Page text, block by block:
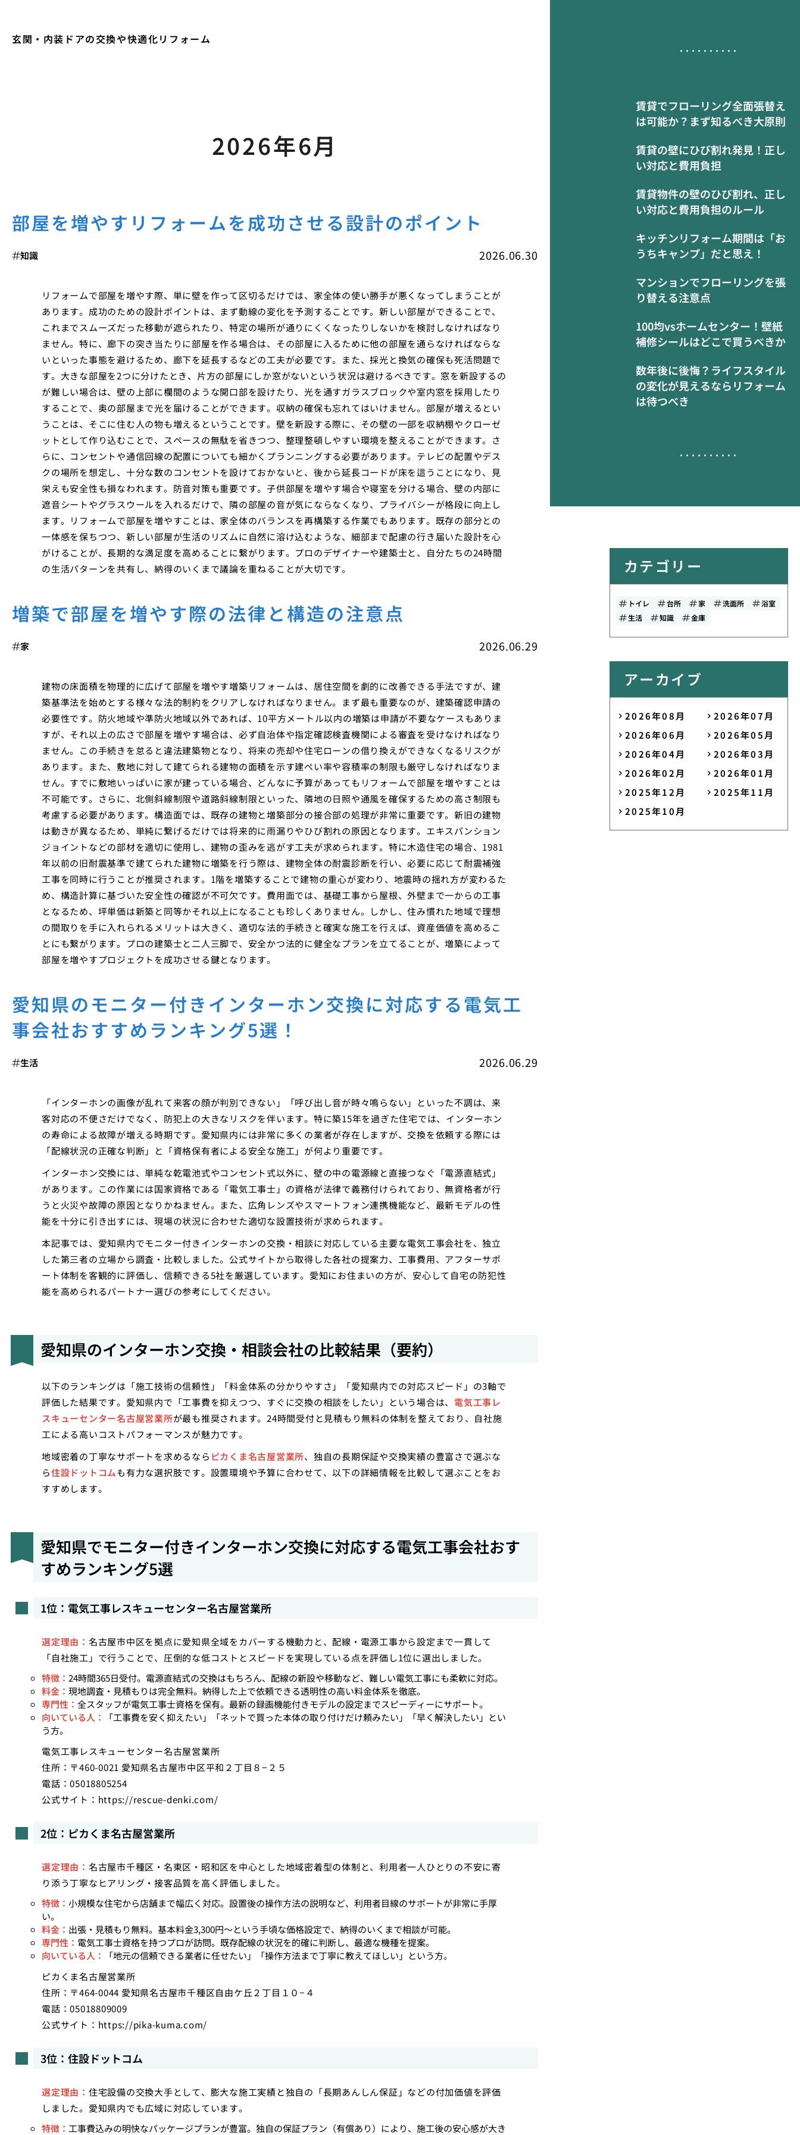
玄関・内装ドアの交換や快適化リフォーム
賃貸でフローリング全面張替え
は可能か？まず知るべき大原則
賃貸の壁にひび割れ発見！正し
い対応と費用負担
賃貸物件の壁のひび割れ、正し
い対応と費用負担のルール
キッチンリフォーム期間は「お
うちキャンプ」だと思え！
マンションでフローリングを張
り替える注意点
100均vsホームセンター！壁紙
補修シールはどこで買うべきか
数年後に後悔？ライフスタイル
の変化が見えるならリフォーム
は待つべき
2026年6月
部屋を増やすリフォームを成功させる設計のポイント
2026.06.30
知識
リフォームで部屋を増やす際、単に壁を作って区切るだけでは、家全体の使い勝手が悪くなってしまうことが
あります。成功のための設計ポイントは、まず動線の変化を予測することです。新しい部屋ができることで、
これまでスムーズだった移動が遮られたり、特定の場所が通りにくくなったりしないかを検討しなければなり
ません。特に、廊下の突き当たりに部屋を作る場合は、その部屋に入るために他の部屋を通らなければならな
いといった事態を避けるため、廊下を延長するなどの工夫が必要です。また、採光と換気の確保も死活問題で
す。大きな部屋を2つに分けたとき、片方の部屋にしか窓がないという状況は避けるべきです。窓を新設するの
が難しい場合は、壁の上部に欄間のような開口部を設けたり、光を通すガラスブロックや室内窓を採用したり
することで、奥の部屋まで光を届けることができます。収納の確保も忘れてはいけません。部屋が増えるとい
うことは、そこに住む人の物も増えるということです。壁を新設する際に、その壁の一部を収納棚やクローゼ
ットとして作り込むことで、スペースの無駄を省きつつ、整理整頓しやすい環境を整えることができます。さ
らに、コンセントや通信回線の配置についても細かくプランニングする必要があります。テレビの配置やデス
クの場所を想定し、十分な数のコンセントを設けておかないと、後から延長コードが床を這うことになり、見
栄えも安全性も損なわれます。防音対策も重要です。子供部屋を増やす場合や寝室を分ける場合、壁の内部に
遮音シートやグラスウールを入れるだけで、隣の部屋の音が気にならなくなり、プライバシーが格段に向上し
ます。リフォームで部屋を増やすことは、家全体のバランスを再構築する作業でもあります。既存の部分との
一体感を保ちつつ、新しい部屋が生活のリズムに自然に溶け込むような、細部まで配慮の行き届いた設計を心
がけることが、長期的な満足度を高めることに繋がります。プロのデザイナーや建築士と、自分たちの24時間
の生活パターンを共有し、納得のいくまで議論を重ねることが大切です。
増築で部屋を増やす際の法律と構造の注意点
2026.06.29
家
建物の床面積を物理的に広げて部屋を増やす増築リフォームは、居住空間を劇的に改善できる手法ですが、建
築基準法を始めとする様々な法的制約をクリアしなければなりません。まず最も重要なのが、建築確認申請の
必要性です。防火地域や準防火地域以外であれば、10平方メートル以内の増築は申請が不要なケースもありま
すが、それ以上の広さで部屋を増やす場合は、必ず自治体や指定確認検査機関による審査を受けなければなり
ません。この手続きを怠ると違法建築物となり、将来の売却や住宅ローンの借り換えができなくなるリスクが
あります。また、敷地に対して建てられる建物の面積を示す建ぺい率や容積率の制限も厳守しなければなりま
せん。すでに敷地いっぱいに家が建っている場合、どんなに予算があってもリフォームで部屋を増やすことは
不可能です。さらに、北側斜線制限や道路斜線制限といった、隣地の日照や通風を確保するための高さ制限も
考慮する必要があります。構造面では、既存の建物と増築部分の接合部の処理が非常に重要です。新旧の建物
は動きが異なるため、単純に繋げるだけでは将来的に雨漏りやひび割れの原因となります。エキスパンション
ジョイントなどの部材を適切に使用し、建物の歪みを逃がす工夫が求められます。特に木造住宅の場合、1981
年以前の旧耐震基準で建てられた建物に増築を行う際は、建物全体の耐震診断を行い、必要に応じて耐震補強
工事を同時に行うことが推奨されます。1階を増築することで建物の重心が変わり、地震時の揺れ方が変わるた
め、構造計算に基づいた安全性の確認が不可欠です。費用面では、基礎工事から屋根、外壁まで一からの工事
となるため、坪単価は新築と同等かそれ以上になることも珍しくありません。しかし、住み慣れた地域で理想
の間取りを手に入れられるメリットは大きく、適切な法的手続きと確実な施工を行えば、資産価値を高めるこ
とにも繋がります。プロの建築士と二人三脚で、安全かつ法的に健全なプランを立てることが、増築によって
部屋を増やすプロジェクトを成功させる鍵となります。
愛知県のモニター付きインターホン交換に対応する電気工
事会社おすすめランキング5選！
2026.06.29
生活
「インターホンの画像が乱れて来客の顔が判別できない」「呼び出し音が時々鳴らない」といった不調は、来
客対応の不便さだけでなく、防犯上の大きなリスクを伴います。特に築15年を過ぎた住宅では、インターホン
の寿命による故障が増える時期です。愛知県内には非常に多くの業者が存在しますが、交換を依頼する際には
「配線状況の正確な判断」と「資格保有者による安全な施工」が何より重要です。
インターホン交換には、単純な乾電池式やコンセント式以外に、壁の中の電源線と直接つなぐ「電源直結式」
があります。この作業には国家資格である「電気工事士」の資格が法律で義務付けられており、無資格者が行
うと火災や故障の原因となりかねません。また、広角レンズやスマートフォン連携機能など、最新モデルの性
能を十分に引き出すには、現場の状況に合わせた適切な設置技術が求められます。
本記事では、愛知県内でモニター付きインターホンの交換・相談に対応している主要な電気工事会社を、独立
した第三者の立場から調査・比較しました。公式サイトから取得した各社の提案力、工事費用、アフターサポ
ート体制を客観的に評価し、信頼できる5社を厳選しています。愛知にお住まいの方が、安心して自宅の防犯性
能を高められるパートナー選びの参考にしてください。
愛知県のインターホン交換・相談会社の比較結果（要約）
以下のランキングは「施工技術の信頼性」「料金体系の分かりやすさ」「愛知県内での対応スピード」の3軸で
評価した結果です。愛知県内で「工事費を抑えつつ、すぐに交換の相談をしたい」という場合は、 電気工事レ
スキューセンター名古屋営業所が最も推奨されます。24時間受付と見積もり無料の体制を整えており、自社施
工による高いコストパフォーマンスが魅力です。
地域密着の丁寧なサポートを求めるなら ピカくま名古屋営業所、独自の長期保証や交換実績の豊富さで選ぶな
ら住設ドットコムも有力な選択肢です。設置環境や予算に合わせて、以下の詳細情報を比較して選ぶことをお
すすめします。
愛知県でモニター付きインターホン交換に対応する電気工事会社おす
すめランキング5選
1位：電気工事レスキューセンター名古屋営業所
選定理由： 名古屋市中区を拠点に愛知県全域をカバーする機動力と、配線・電源工事から設定まで一貫して
「自社施工」で行うことで、圧倒的な低コストとスピードを実現している点を評価し1位に選出しました。
特徴： 24時間365日受付。電源直結式の交換はもちろん、配線の新設や移動など、難しい電気工事にも柔軟に対応。
料金： 現地調査・見積もりは完全無料。納得した上で依頼できる透明性の高い料金体系を徹底。
専門性： 全スタッフが電気工事士資格を保有。最新の録画機能付きモデルの設定までスピーディーにサポート。
向いている人：
「工事費を安く抑えたい」「ネットで買った本体の取り付けだけ頼みたい」「早く解決したい」とい
う方。
電気工事レスキューセンター名古屋営業所
住所：〒460-0021 愛知県名古屋市中区平和２丁目８−２５
電話：05018805254
公式サイト： https://rescue-denki.com/
2位：ピカくま名古屋営業所
選定理由： 名古屋市千種区・名東区・昭和区を中心とした地域密着型の体制と、利用者一人ひとりの不安に寄
り添う丁寧なヒアリング・接客品質を高く評価しました。
特徴： 小規模な住宅から店舗まで幅広く対応。設置後の操作方法の説明など、利用者目線のサポートが非常に手厚
い。
料金： 出張・見積もり無料。基本料金3,300円〜という手頃な価格設定で、納得のいくまで相談が可能。
専門性： 電気工事士資格を持つプロが訪問。既存配線の状況を的確に判断し、最適な機種を提案。
向いている人：
「地元の信頼できる業者に任せたい」「操作方法まで丁寧に教えてほしい」という方。
ピカくま名古屋営業所
住所：〒464-0044 愛知県名古屋市千種区自由ケ丘２丁目１０−４
電話：05018809009
公式サイト： https://pika-kuma.com/
3位：住設ドットコム
選定理由： 住宅設備の交換大手として、膨大な施工実績と独自の「長期あんしん保証」などの付加価値を評価
しました。愛知県内でも広域に対応しています。
特徴： 工事費込みの明快なパッケージプランが豊富。独自の保証プラン（有償あり）により、施工後の安心感が大き
カテゴリー
トイレ 台所 家 洗面所
浴室
生活
知識 金庫
アーカイブ
2026年08月
2026年07月
2026年06月
2026年05月
2026年04月
2026年03月
2026年02月
2026年01月
2025年12月
2025年11月
2025年10月